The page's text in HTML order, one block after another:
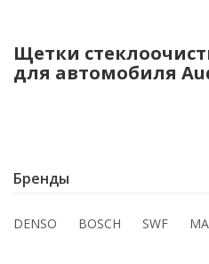
Щетки
для автомобиля
Бренды
DENSO BOSCH SWF